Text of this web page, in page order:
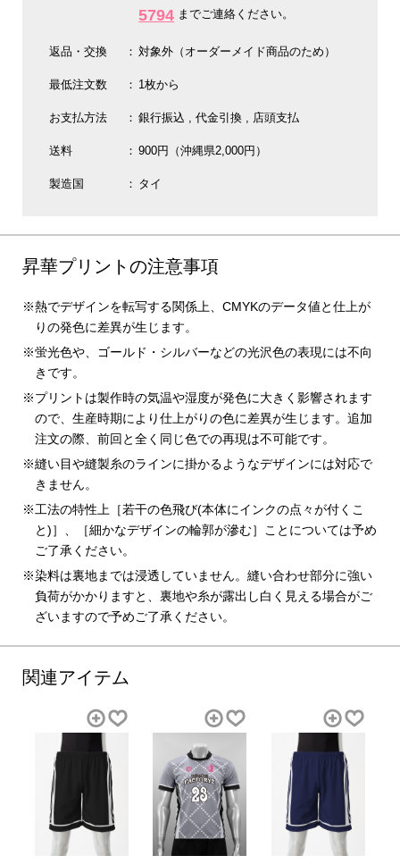
5794 までご連絡ください。
返品・交換 対象外（オーダーメイド商品のため）
最低注文数 1枚から
お支払方法 銀行振込 代金引換 店頭支払
送料 900円（沖縄県2,000円）
製造国 タイ
昇華プリントの注意事項
熱でデザインを転写する関係上、CMYKのデータ値と仕上が
りの発色に差異が生じます。
蛍光色や、ゴールド・シルバーなどの光沢色の表現には不向
きです。
プリントは製作時の気温や湿度が発色に大きく影響されます
ので、生産時期により仕上がりの色に差異が生じます。追加
注文の際、前回と全く同じ色での再現は不可能です。
縫い目や縫製糸のラインに掛かるようなデザインには対応で
きません。
工法の特性上［若干の色飛び(本体にインクの点々が付くこ
と)］、［細かなデザインの輪郭が滲む］ことについては予め
ご了承ください。
染料は裏地までは浸透していません。縫い合わせ部分に強い
負荷がかかりますと、裏地や糸が露出し白く見える場合がご
ざいますので予めご了承ください。
関連アイテム